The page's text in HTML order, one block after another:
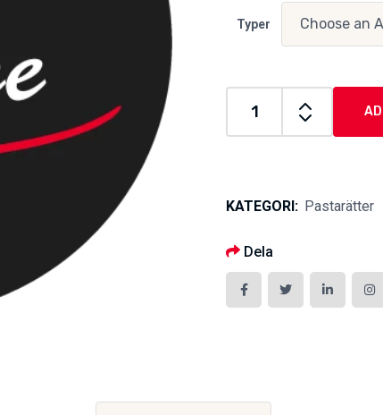
Typer
Marco
KATEGORI: Pastarätter
Dela